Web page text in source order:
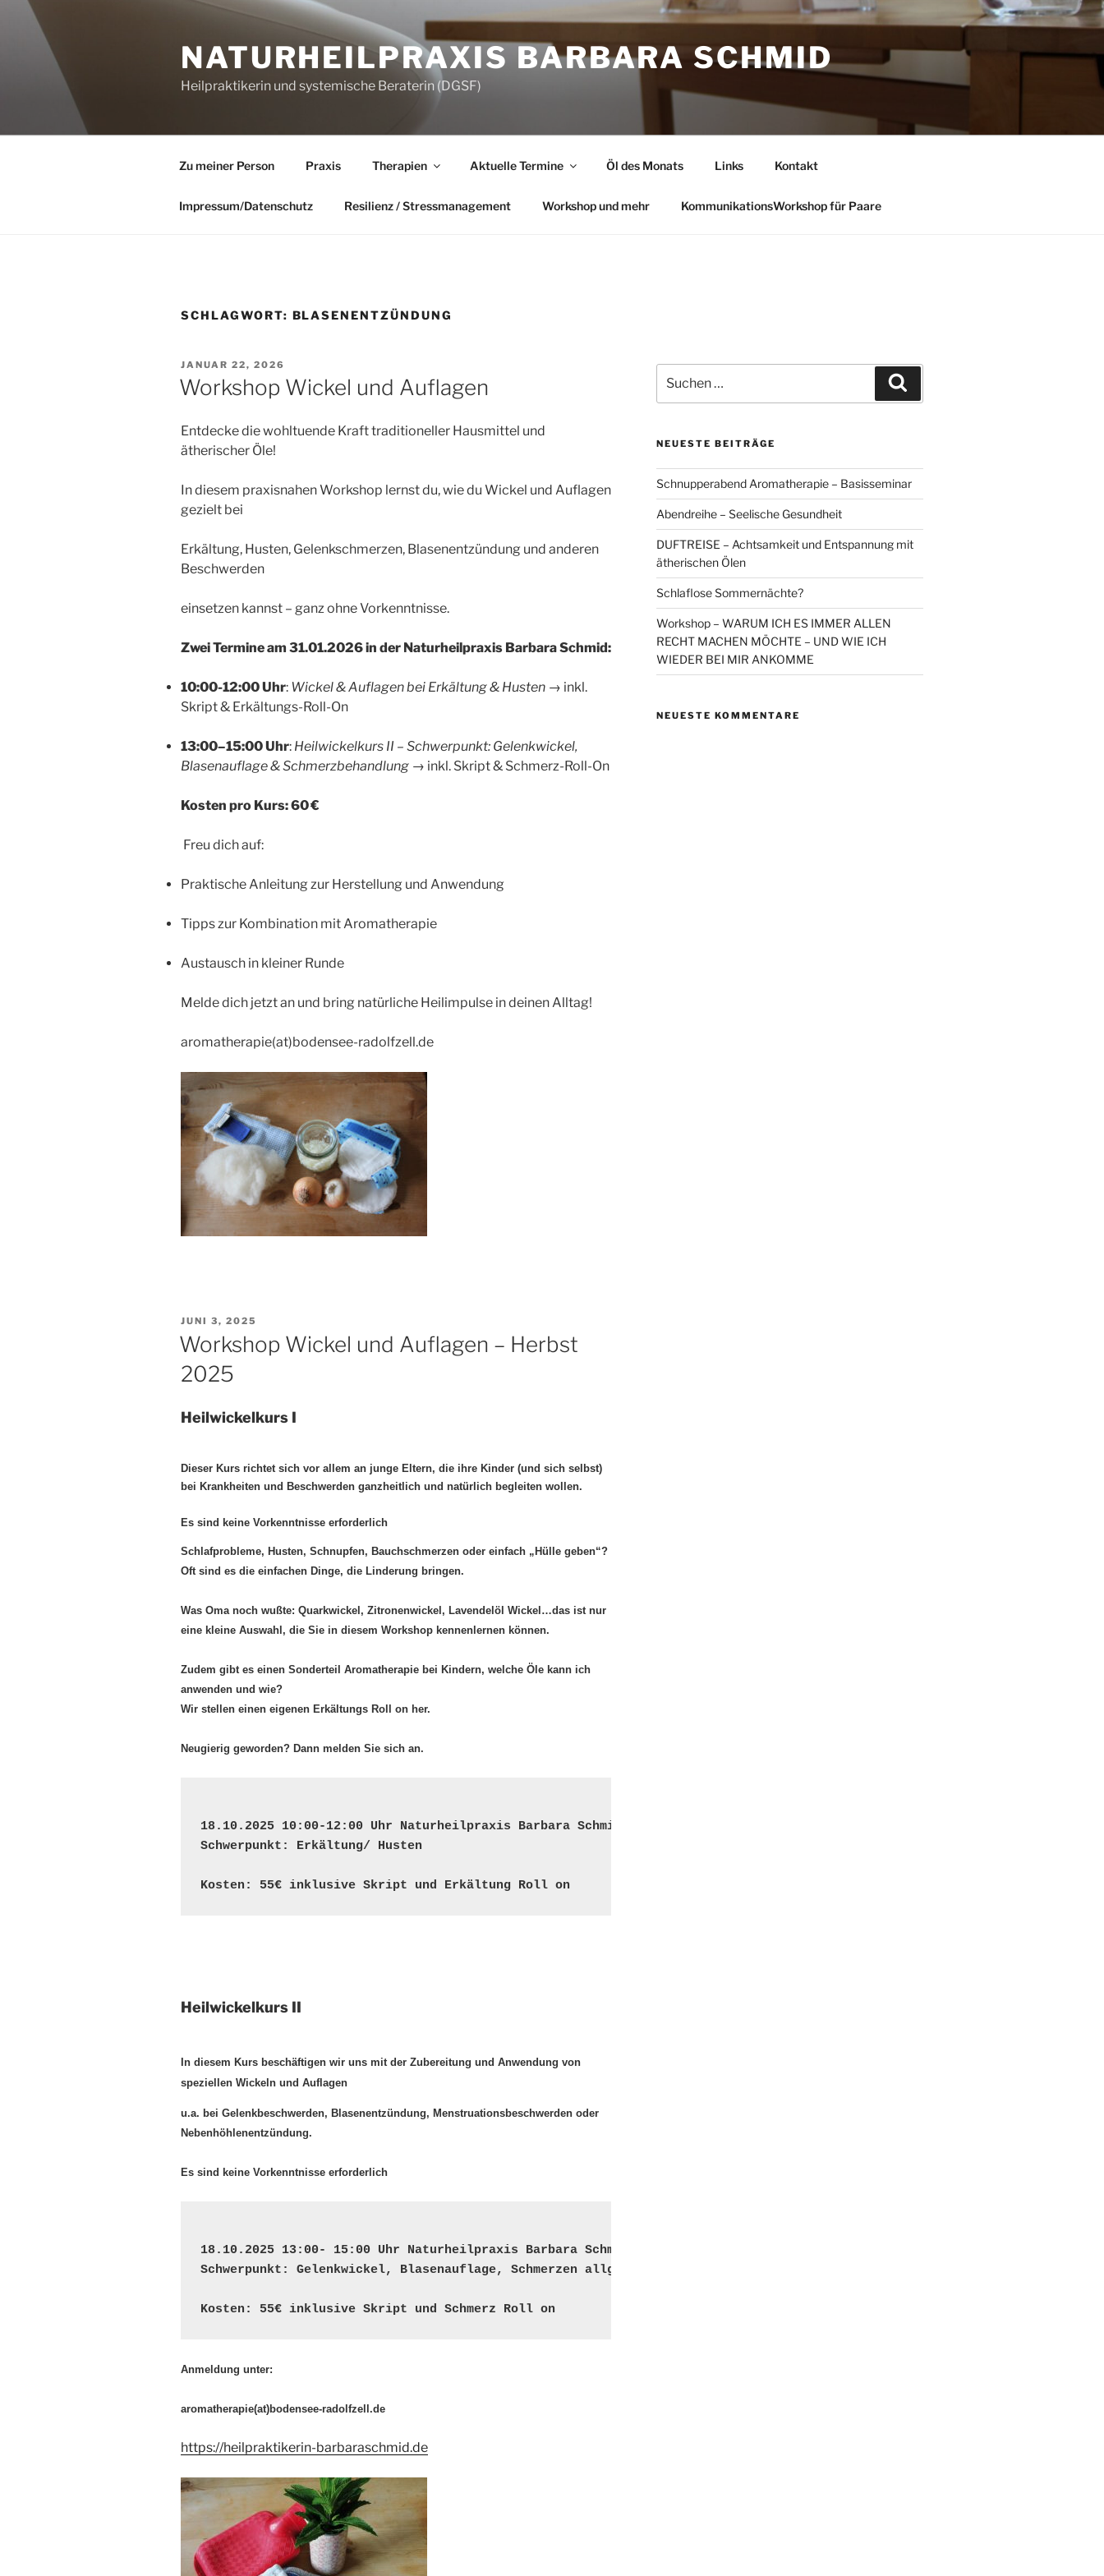
springen
NATURHEILPRAXIS BARBARA SCHMID
Heilpraktikerin und systemische Beraterin (DGSF)
Zu meiner Person Praxis Therapien Aktuelle Termine Öl des Monats Links Kontakt
Impressum/Datenschutz Resilienz / Stressmanagement Workshop und mehr KommunikationsWorkshop für Paare
SCHLAGWORT: BLASENENTZÜNDUNG
VERÖFFENTLICHT
AM
JANUAR 22, 2026
Workshop Wickel und Auflagen
Entdecke die wohltuende Kraft traditioneller Hausmittel und
ätherischer Öle!
In diesem praxisnahen Workshop lernst du, wie du Wickel und Auflagen
gezielt bei
Erkältung, Husten, Gelenkschmerzen, Blasenentzündung und anderen
Beschwerden
einsetzen kannst – ganz ohne Vorkenntnisse.
Zwei Termine am 31.01.2026 in der Naturheilpraxis Barbara Schmid:
10:00-12:00 Uhr: Wickel & Auflagen bei Erkältung & Husten → inkl.
Skript & Erkältungs-Roll-On
13:00–15:00 Uhr: Heilwickelkurs II – Schwerpunkt: Gelenkwickel,
Blasenauflage & Schmerzbehandlung → inkl. Skript & Schmerz-Roll-On
Kosten pro Kurs: 60 €
Freu dich auf:
Praktische Anleitung zur Herstellung und Anwendung
Tipps zur Kombination mit Aromatherapie
Austausch in kleiner Runde
Melde dich jetzt an und bring natürliche Heilimpulse in deinen Alltag!
aromatherapie(at)bodensee-radolfzell.de
VERÖFFENTLICHT
JUNI 3, 2025
Workshop Wickel und Auflagen – Herbst
2025
Heilwickelkurs I
Dieser Kurs richtet sich vor allem an junge Eltern, die ihre Kinder (und sich selbst)
bei Krankheiten und Beschwerden ganzheitlich und natürlich begleiten wollen.
Es sind keine Vorkenntnisse erforderlich
Schlafprobleme, Husten, Schnupfen, Bauchschmerzen oder einfach „Hülle geben“?
Oft sind es die einfachen Dinge, die Linderung bringen.
Was Oma noch wußte: Quarkwickel, Zitronenwickel, Lavendelöl Wickel…das ist nur
eine kleine Auswahl, die Sie in diesem Workshop kennenlernen können.
Zudem gibt es einen Sonderteil Aromatherapie bei Kindern, welche Öle kann ich
anwenden und wie?
Wir stellen einen eigenen Erkältungs Roll on her.
Neugierig geworden? Dann melden Sie sich an.
18.10.2025 10:00-12:00 Uhr Naturheilpraxis Barbara Schmid
Schwerpunkt: Erkältung/ Husten
Kosten: 55€ inklusive Skript und Erkältung Roll on
Heilwickelkurs II
In diesem Kurs beschäftigen wir uns mit der Zubereitung und Anwendung von
speziellen Wickeln und Auflagen
u.a. bei Gelenkbeschwerden, Blasenentzündung, Menstruationsbeschwerden oder
Nebenhöhlenentzündung.
Es sind keine Vorkenntnisse erforderlich
18.10.2025 13:00- 15:00 Uhr Naturheilpraxis Barbara Schmid
Schwerpunkt: Gelenkwickel, Blasenauflage, Schmerzen allgemein
Kosten: 55€ inklusive Skript und Schmerz Roll on
Anmeldung unter:
aromatherapie(at)bodensee-radolfzell.de
https://heilpraktikerin-barbaraschmid.de
nach:
NEUESTE BEITRÄGE
Schnupperabend Aromatherapie – Basisseminar
Abendreihe – Seelische Gesundheit
DUFTREISE – Achtsamkeit und Entspannung mit
ätherischen Ölen
Schlaflose Sommernächte?
Workshop – WARUM ICH ES IMMER ALLEN
RECHT MACHEN MÖCHTE – UND WIE ICH
WIEDER BEI MIR ANKOMME
NEUESTE KOMMENTARE